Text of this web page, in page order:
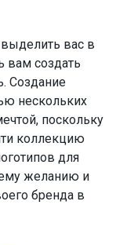
вас в
вам создать
Создание
нескольких
поскольку
коллекцию
для
желанию и
бренда в